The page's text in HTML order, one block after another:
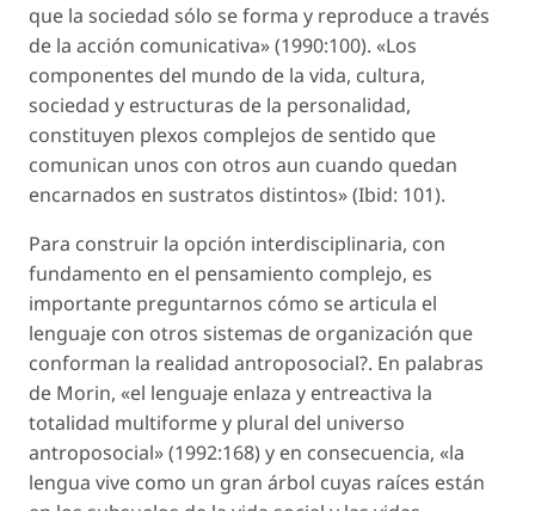
que la sociedad sólo se forma y reproduce a través
de la acción comunicativa» (1990:100). «Los
componentes del mundo de la vida, cultura,
sociedad y estructuras de la personalidad,
constituyen plexos complejos de sentido que
comunican unos con otros aun cuando quedan
encarnados en sustratos distintos» (Ibid: 101).
Para construir la opción interdisciplinaria, con
fundamento en el pensamiento complejo, es
importante preguntarnos cómo se articula el
lenguaje con otros sistemas de organización que
conforman la realidad antroposocial?. En palabras
de Morin, «el lenguaje enlaza y entreactiva la
totalidad multiforme y plural del universo
antroposocial» (1992:168) y en consecuencia, «la
lengua vive como un gran árbol cuyas raíces están